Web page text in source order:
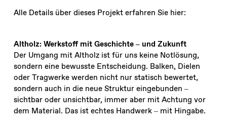
Alle Details über dieses Projekt erfahren Sie hier:
Altholz: Werkstoff mit Geschichte – und Zukunft
Der Umgang mit Altholz ist für uns keine Notlösung,
sondern eine bewusste Entscheidung. Balken, Dielen
oder Tragwerke werden nicht nur statisch bewertet,
sondern auch in die neue Struktur eingebunden –
sichtbar oder unsichtbar, immer aber mit Achtung vor
dem Material. Das ist echtes Handwerk – mit Hingabe.